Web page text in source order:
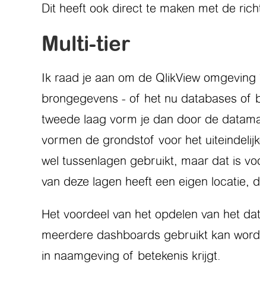
Dit heeft ook direct te maken met de
Multi-tier
Ik raad je aan om de QlikView
brongegevens - of het nu databases of
tweede laag vorm je dan door de
vormen de grondstof voor het
wel tussenlagen gebruikt, maar dat is
van deze lagen heeft een eigen locatie,
Het voordeel van het opdelen van het
meerdere dashboards gebruikt kan
in naamgeving of betekenis krijgt.